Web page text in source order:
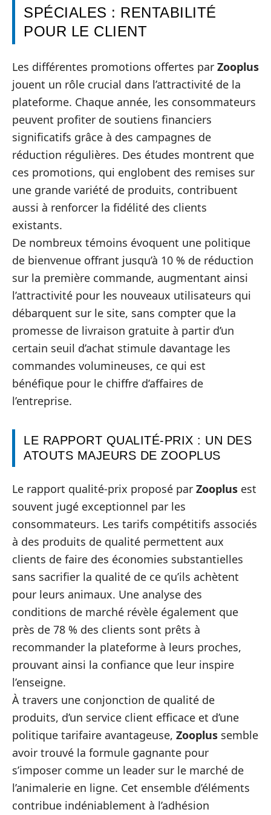
SPÉCIALES : RENTABILITÉ
POUR LE CLIENT
Les différentes promotions offertes par Zooplus
jouent un rôle crucial dans l’attractivité de la
plateforme. Chaque année, les consommateurs
peuvent profiter de soutiens financiers
significatifs grâce à des campagnes de
réduction régulières. Des études montrent que
ces promotions, qui englobent des remises sur
une grande variété de produits, contribuent
aussi à renforcer la fidélité des clients
existants.
De nombreux témoins évoquent une politique
de bienvenue offrant jusqu’à 10 % de réduction
sur la première commande, augmentant ainsi
l’attractivité pour les nouveaux utilisateurs qui
débarquent sur le site, sans compter que la
promesse de livraison gratuite à partir d’un
certain seuil d’achat stimule davantage les
commandes volumineuses, ce qui est
bénéfique pour le chiffre d’affaires de
l’entreprise.
LE RAPPORT QUALITÉ-PRIX : UN DES
ATOUTS MAJEURS DE ZOOPLUS
Le rapport qualité-prix proposé par Zooplus est
souvent jugé exceptionnel par les
consommateurs. Les tarifs compétitifs associés
à des produits de qualité permettent aux
clients de faire des économies substantielles
sans sacrifier la qualité de ce qu’ils achètent
pour leurs animaux. Une analyse des
conditions de marché révèle également que
près de 78 % des clients sont prêts à
recommander la plateforme à leurs proches,
prouvant ainsi la confiance que leur inspire
l’enseigne.
À travers une conjonction de qualité de
produits, d’un service client efficace et d’une
politique tarifaire avantageuse, Zooplus semble
avoir trouvé la formule gagnante pour
s’imposer comme un leader sur le marché de
l’animalerie en ligne. Cet ensemble d’éléments
contribue indéniablement à l’adhésion